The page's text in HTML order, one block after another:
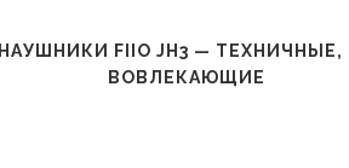
НАУШНИКИ FIIO JH3 — ТЕХНИЧНЫЕ,
ВОВЛЕКАЮЩИЕ